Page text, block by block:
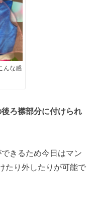
んな感
後ろ襟部分に付けられ
きるため今日はマン
たり外したりが可能で